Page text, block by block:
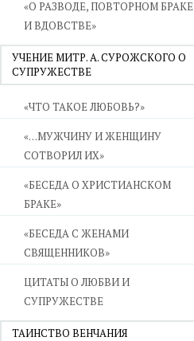
«О РАЗВОДЕ, ПОВТОРНОМ БРАКЕ
И ВДОВСТВЕ»
УЧЕНИЕ МИТР. А. СУРОЖСКОГО О
СУПРУЖЕСТВЕ
«ЧТО ТАКОЕ ЛЮБОВЬ?»
«…МУЖЧИНУ И ЖЕНЩИНУ
СОТВОРИЛ ИХ»
«БЕСЕДА О ХРИСТИАНСКОМ
БРАКЕ»
«БЕСЕДА С ЖЕНАМИ
СВЯЩЕННИКОВ»
ЦИТАТЫ О ЛЮБВИ И
СУПРУЖЕСТВЕ
ТАИНСТВО ВЕНЧАНИЯ